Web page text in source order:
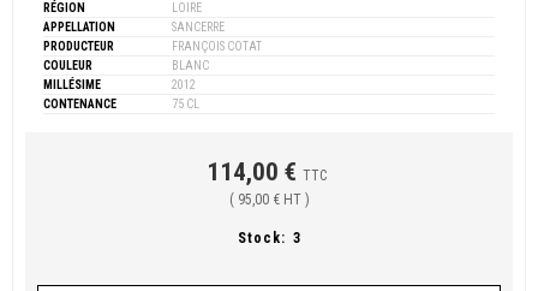
RÉGION
LOIRE
APPELLATION
SANCERRE
PRODUCTEUR
FRANÇOIS COTAT
COULEUR
BLANC
MILLÉSIME
2012
CONTENANCE
75 CL
114,00 € TTC
( 95,00 € HT )
Stock: 3